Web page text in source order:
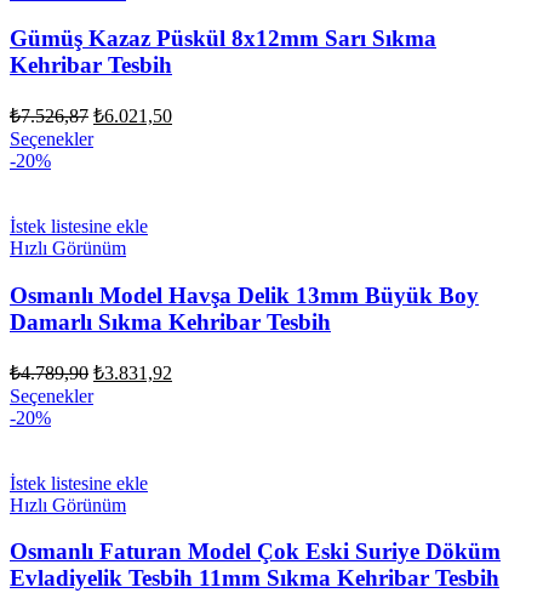
Gümüş Kazaz Püskül 8x12mm Sarı Sıkma
Kehribar Tesbih
₺7.526,87 Orijinal
fiyat:
₺6.021,50Şu
Seçenekler
-20%
İstek listesine ekle
Hızlı Görünüm
Osmanlı Model Havşa Delik 13mm Büyük Boy
Damarlı Sıkma Kehribar Tesbih
₺4.789,90 Orijinal
fiyat:
₺3.831,92
Seçenekler
-20%
İstek listesine ekle
Hızlı Görünüm
Osmanlı Faturan Model Çok Eski Suriye Döküm
Evladiyelik Tesbih 11mm Sıkma Kehribar Tesbih